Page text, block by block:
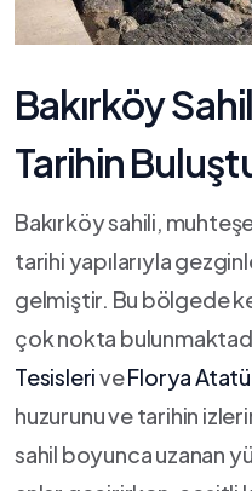
Bakırköy‍
Tarihin⁤
Bakırköy sahili,
tarihi yapılarıyla
gelmiştir. ⁤Bu ⁣bölgede
‌çok nokta
TesisleriveFlorya
huzurunu ve tarihin
sahil boyunca ​uzanan